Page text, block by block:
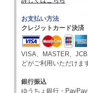
お支払い方法
クレジットカード決済
VISA、MASTER、
どがご利用いただけま
銀行振込
ゆうちょ銀行・